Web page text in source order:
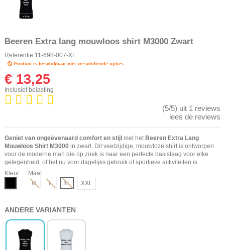
Beeren Extra lang mouwloos shirt M3000 Zwart
Referentie 11-698-007-XL
Product is beschikbaar met verschillende opties
€ 13,25
Inclusief belasting
(5/5) uit 1 reviews
lees de reviews
Geniet van ongeëvenaard comfort en stijl met het Beeren Extra Lang
Mouwloos Shirt M3000 in zwart. Dit veelzijdige, mouwloze shirt is ontworpen
voor de moderne man die op zoek is naar een perfecte basislaag voor elke
gelegenheid, of het nu voor dagelijks gebruik of sportieve activiteiten is.
Kleur
Maat
M
L XL XXL
ANDERE VARIANTEN